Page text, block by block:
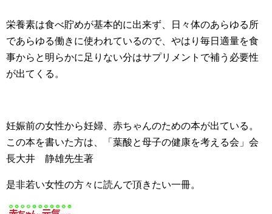
栄養素は食べ貯めが基本的に出来ず、日々体のあらゆる所
であらゆる働きに使われているので、やはり毎日適量を食
事からと明らかに足りない分はサプリメントで補う必要性
が出てくる。
妊娠前の女性から妊婦、赤ちゃんのための本が出ている。
この本を書いた方は、「葉酸と母子の健康を考える会」会
長大井 静雄先生著
是非若い女性の方々に読んで頂きたい一冊。